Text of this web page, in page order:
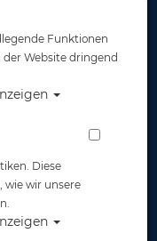
Funktionen
Website dringend
Diese
wie wir unsere